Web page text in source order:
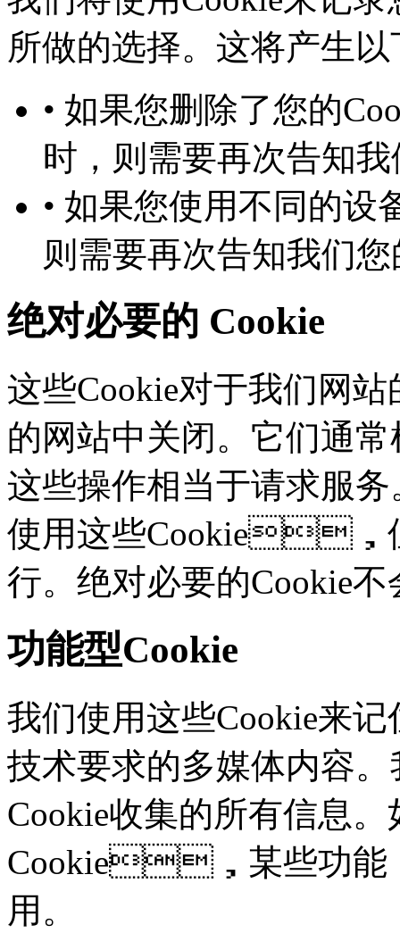
所做的选择。这将产生以
• 如果您删除了您的
时，则需要再次告知
• 如果您使用不同的设
则需要再次告知我们
绝对必要的 Cookie
这些Cookie对于我们网站
的网站中关闭。它们通常
这些操作相当于请求服
使用这些Cookie，
行。绝对必要的Cookie
功能型Cookie
我们使用这些Cookie来
技术要求的多媒体内容
Cookie收集的所有信息
Cookie，某些功能
用。